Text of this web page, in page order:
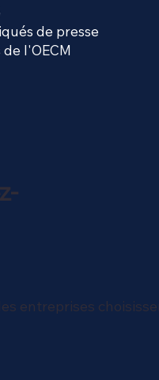
de presse
l'OECM
entreprises